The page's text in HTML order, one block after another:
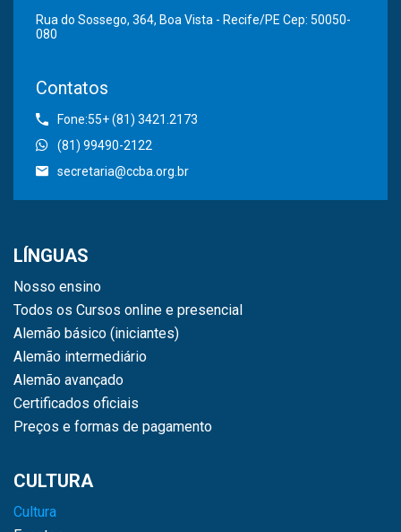
Rua do Sossego, 364, Boa Vista - Recife/PE Cep: 50050-
080
Contatos
Fone:55+ (81) 3421.2173
(81) 99490-2122
secretaria@ccba.org.br
LÍNGUAS
Nosso ensino
Todos os Cursos online e presencial
Alemão básico (iniciantes)
Alemão intermediário
Alemão avançado
Certificados oficiais
Preços e formas de pagamento
CULTURA
Cultura